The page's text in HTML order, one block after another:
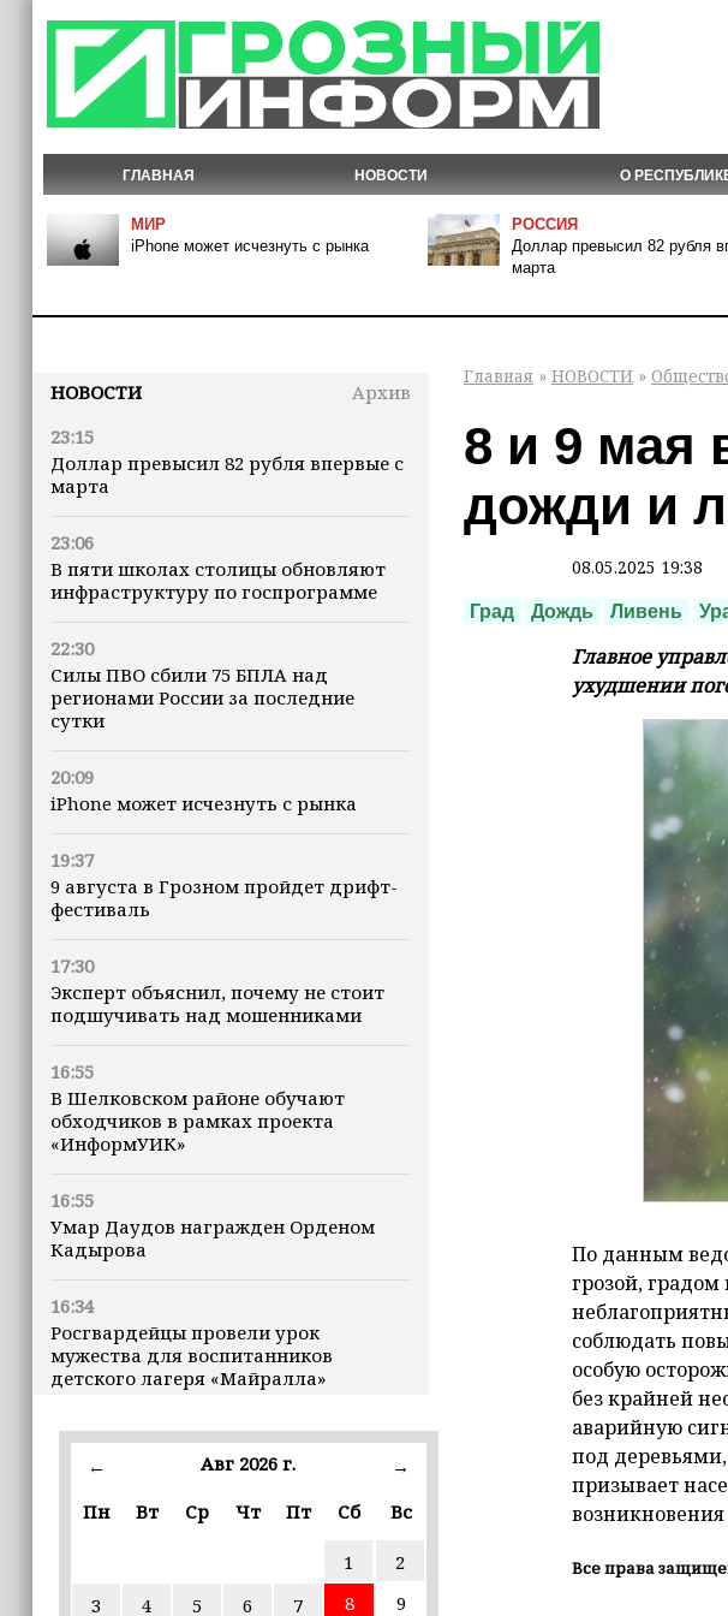
ГЛАВНАЯ НОВОСТИ О
МИР
iPhone может исчезнуть с рынка
РОССИЯ
Доллар превысил 82 рубля
марта
НОВОСТИ
Архив
23:15
Доллар превысил 82 рубля впервые с
марта
23:06
В пяти школах столицы обновляют
инфраструктуру по госпрограмме
22:30
Силы ПВО сбили 75 БПЛА над
регионами России за последние
сутки
20:09
iPhone может исчезнуть с рынка
19:37
9 августа в Грозном пройдет дрифт-
фестиваль
17:30
Эксперт объяснил, почему не стоит
подшучивать над мошенниками
16:55
В Шелковском районе обучают
обходчиков в рамках проекта
«ИнформУИК»
16:55
Умар Даудов награжден Орденом
Кадырова
16:34
Росгвардейцы провели урок
мужества для воспитанников
детского лагеря «Майралла»
16:30
Дмитрий Чернышенко: Внутренний
въездной — на 20,1%
Из бюджета Чечни дополнительно
← Авг 2026 г.
→
Пн
Вт Ср Чт Пт Сб Вс
1
2
3
4 5 6 7 8
9
Главная » НОВОСТИ »
8 и 9 мая
дожди и
08.05.2025 19:38
Град Дождь Ливень
Главное
ухудшении
По данным
грозой, градом
соблюдать
особую
без крайней
аварийную
под
призывает
Все права